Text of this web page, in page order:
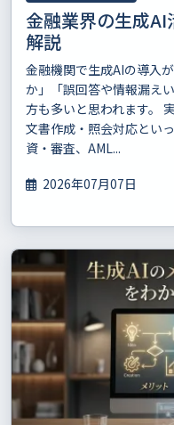
金融業界の生成
解説
金融機関で生成AIの導入
か」「誤回答や情報漏え
方も多いと思われます。
文書作成・照会対応とい
資・審査、AML...
2026年07月07日